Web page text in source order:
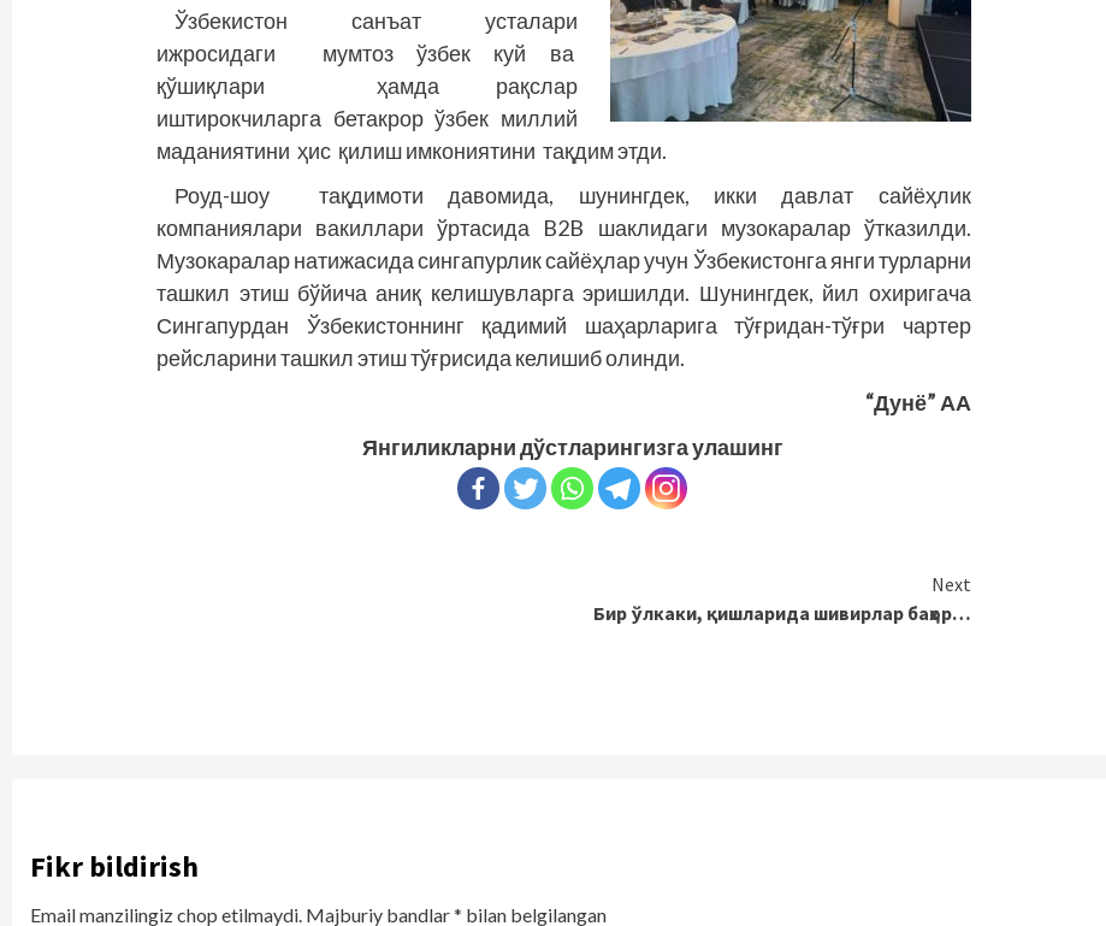
Ўзбекистон санъат усталари
ижросидаги мумтоз ўзбек куй ва
қўшиқлари ҳамда рақслар
иштирокчиларга бетак­рор ўзбек миллий
маданиятини ҳис қилиш имкониятини тақдим этди.
Роуд-шоу тақдимоти давомида, шунингдек, икки давлат сайёҳлик
компаниялари вакиллари ўртасида B2B шаклидаги музокаралар ўтказилди.
Музокаралар натижасида сингапурлик сайёҳлар учун Ўзбекистонга янги турларни
ташкил этиш бўйича аниқ келишувларга эришилди. Шунингдек, йил охиригача
Сингапурдан Ўзбекис­тоннинг қадимий шаҳарларига тўғридан-тўғри чартер
рейсларини ташкил этиш тўғрисида келишиб олинди.
“Дунё” АА
Янгиликларни дўстларингизга улашинг
Next
Бир ўлкаки, қишларида шивирлар баҳор…
Fikr bildirish
Email manzilingiz chop etilmaydi. Majburiy bandlar* bilan belgilangan